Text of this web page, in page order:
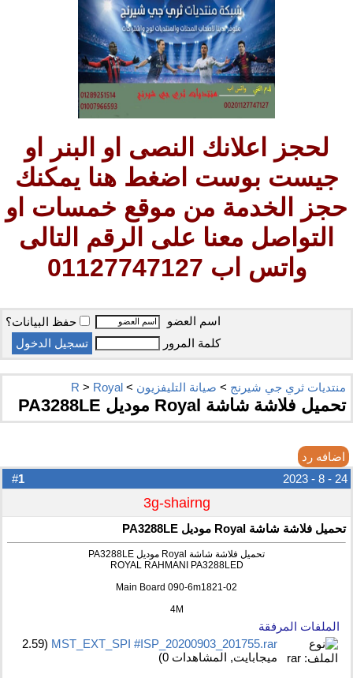
لحجز اعلانك النصى او البنر او
جيست بوست اضغط هنا يمكنك
حجز الخدمة من موقع خمسات او
التواصل معنا على الرقم التالى
واتس اب 01127747127
اسم العضو
حفظ البيانات؟
كلمة المرور
منتديات ثري جي شيرنج > صيانة التليفزيون >
R > Royal
تحميل فلاشة شاشة Royal موديل PA3288LE
اضافه رد
1 24 - 8 - 2023
3g-shairng
تحميل فلاشة شاشة Royal موديل PA3288LE
تحميل فلاشة شاشة Royal موديل PA3288LE
ROYAL RAHMANI PA3288LED
Main Board 090-6m1821-02
4M
الملفات المرفقة
MST_EXT_SPI #ISP_20200903_201755.rar‏
(2.59
ميجابايت, المشاهدات 0)